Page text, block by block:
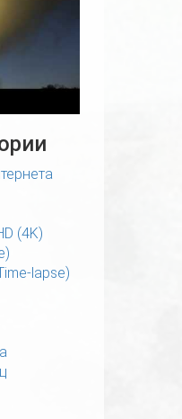
(4K)
lapse)